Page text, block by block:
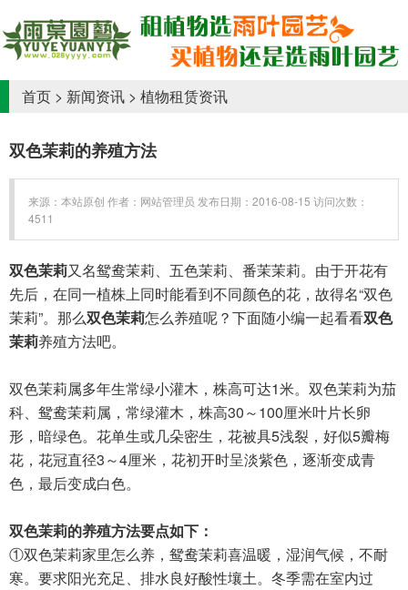
首页 > 新闻资讯 > 植物租赁资讯
双色茉莉的养殖方法
来源：本站原创 作者：网站管理员 发布日期：2016-08-15 访问次数：
4511
双色茉莉又名鸳鸯茉莉、五色茉莉、番茉茉莉。由于开花有
先后，在同一植株上同时能看到不同颜色的花，故得名“双色
茉莉”。那么双色茉莉怎么养殖呢？下面随小编一起看看双色
茉莉养殖方法吧。
双色茉莉属多年生常绿小灌木，株高可达1米。双色茉莉为茄
科、鸳鸯茉莉属，常绿灌木，株高30～100厘米叶片长卵
形，暗绿色。花单生或几朵密生，花被具5浅裂，好似5瓣梅
花，花冠直径3～4厘米，花初开时呈淡紫色，逐渐变成青
色，最后变成白色。
双色茉莉的养殖方法要点如下：
①双色茉莉家里怎么养，鸳鸯茉莉喜温暖，湿润气候，不耐
寒。要求阳光充足、排水良好酸性壤土。冬季需在室内过